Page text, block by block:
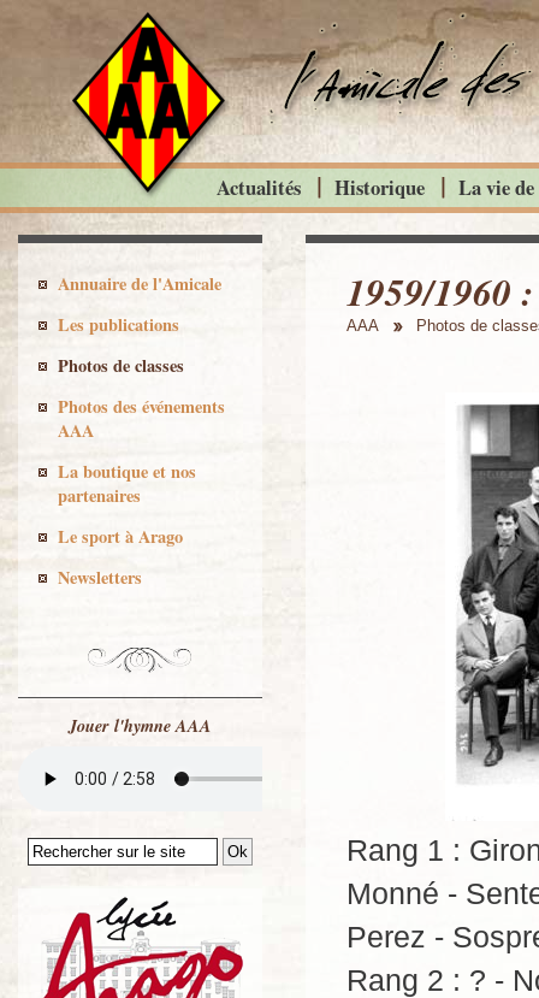
1959/1960
AAA Photos de
Rang 1 :
Monné -
Perez -
Rang 2 : ? -
Actualités Historique La vie
Annuaire de l'Amicale
Les publications
Photos de classes
Photos des événements
AAA
La boutique et nos
partenaires
Le sport à Arago
Newsletters
Jouer l'hymne AAA